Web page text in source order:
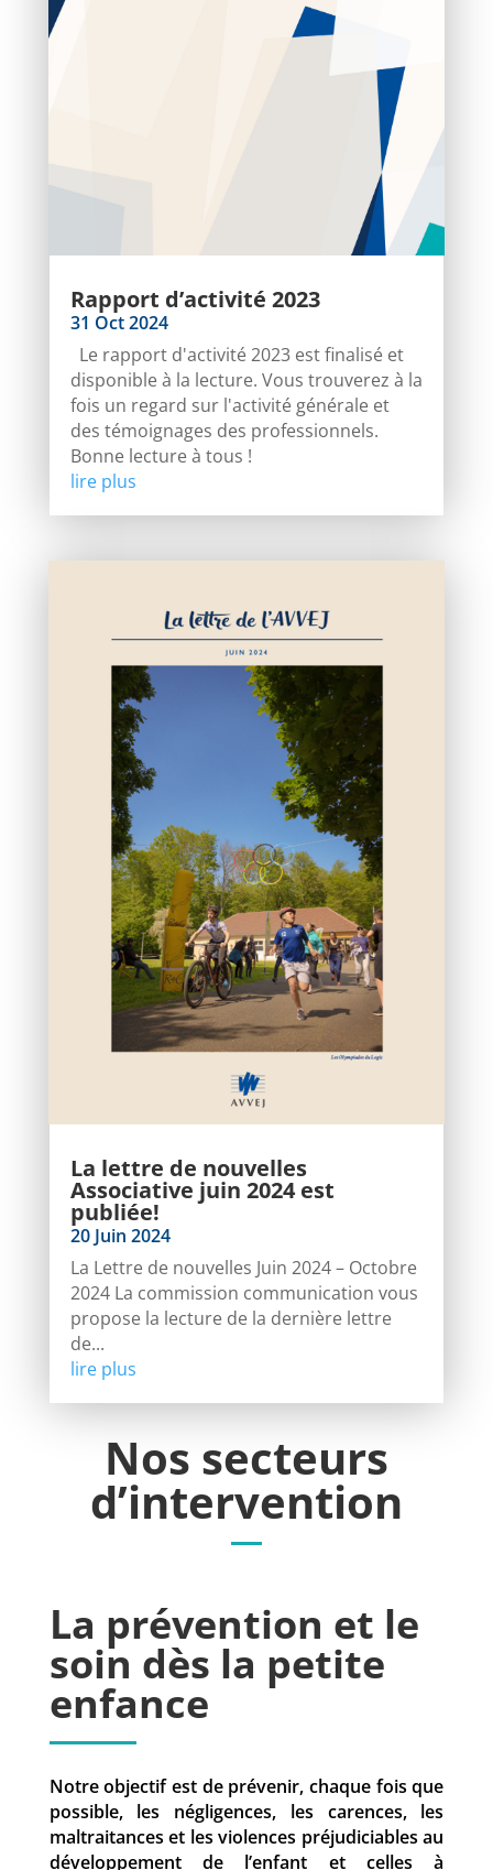
Rapport d’activité 2023
31 Oct 2024
Le rapport d'activité 2023 est finalisé et
disponible à la lecture. Vous trouverez à la
fois un regard sur l'activité générale et
des témoignages des professionnels.
Bonne lecture à tous !
lire plus
La lettre de nouvelles
Associative juin 2024 est
publiée!
20 Juin 2024
La Lettre de nouvelles Juin 2024 – Octobre
2024 La commission communication vous
propose la lecture de la dernière lettre
de...
lire plus
Nos secteurs
d’intervention
La prévention et le
soin dès la petite
enfance
Notre objectif est de prévenir, chaque fois que
possible, les négligences, les carences, les
maltraitances et les violences préjudiciables au
développement de l’enfant et celles à